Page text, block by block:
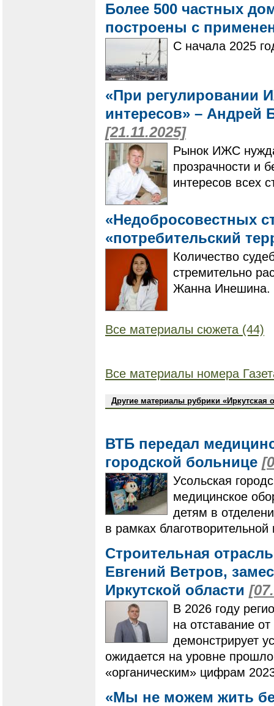
Более 500 частных
построены с
С начала 2025
«При регулировании
интересов» – Андрей
[21.11.2025]
Рынок ИЖС
прозрачности и
интересов всех
«Недобросовестных
«потребительский
Количество
стремительно
Жанна Инешина.
Все материалы сюжета (44)
Все материалы номера
Другие материалы рубрики «Иркутская
ВТБ передал
городской больнице
Усольская
медицинское
детям в
в рамках
Строительная
Евгений Ветров,
Иркутской области
В 2026 году
на отставание
демонстрирует
ожидается на уровне
«органическим» цифрам
«Мы не можем жить